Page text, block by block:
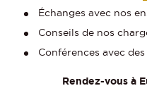
Échanges avec nos
Conseils de nos
Conférences avec
Rendez-vous à